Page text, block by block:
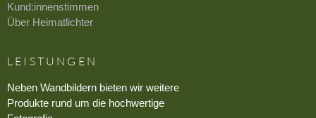
Kund:innenstimmen
Über Heimatlichter
LEISTUNGEN
Neben Wandbildern bieten wir weitere
Produkte rund um die hochwertige